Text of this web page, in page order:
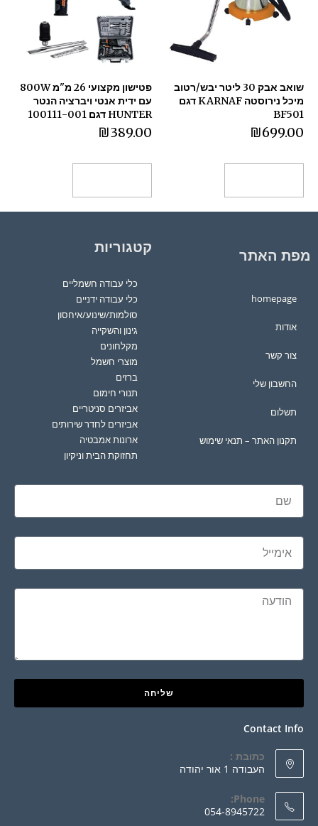
שואב אבק 30 ליטר יבש/רטוב
מיכל נירוסטה KARNAF דגם
BF501
₪699.00
פטישון מקצועי 26 מ"מ 800W
עם ידית אנטי ויברציה הנטר
HUNTER דגם 100111-001
₪389.00
מפת האתר
homepage
אודות
צור קשר
החשבון שלי
תשלום
תקנון האתר – תנאי שימוש
קטגוריות
כלי עבודה חשמליים
כלי עבודה ידניים
סולמות/שינוע/איחסון
גינון והשקייה
מקלחונים
מוצרי חשמל
ברזים
תנורי חימום
אביזרים סניטריים
אביזרים לחדר שירותים
ארונות אמבטיה
תחזוקת הבית וניקיון
שליחה
Contact Info
כתובת :
העבודה 1 אור יהודה
Phone:
054-8945722